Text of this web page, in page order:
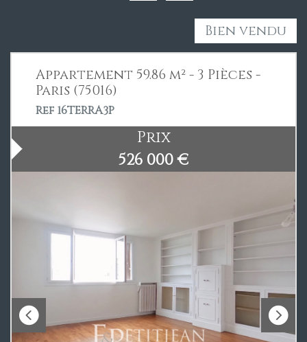
Bien vendu
Appartement 59.86 m² - 3 Pièces -
Paris (75016)
Ref 16TERRA3P
Prix
526 000 €